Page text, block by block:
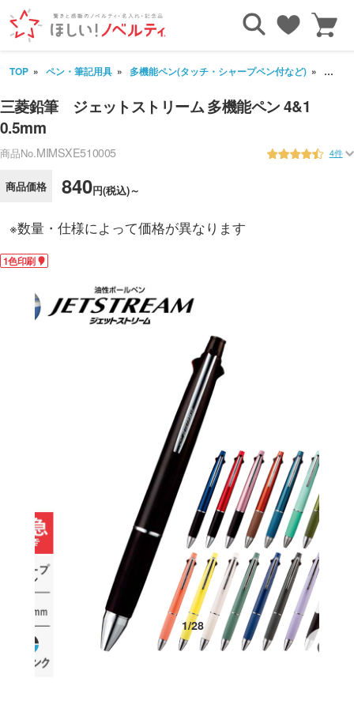
TOP ペン・筆記用具 多機能ペン(タッチ・シャープペン付など) 三菱
三菱鉛筆 ジェットストリーム 多機能ペン 4&1
0.5mm
商品No.MIMSXE510005 4件
商品価格 840円(税込)～
※数量・仕様によって価格が異なります
1色印刷
1/28